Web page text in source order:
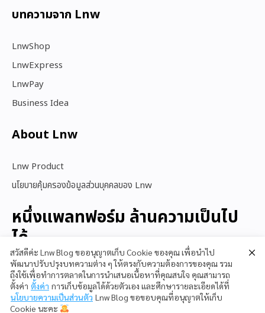
บทความจาก Lnw
LnwShop
LnwExpress
LnwPay
Business Idea
About Lnw​
Lnw Product
นโยบายคุ้มครองข้อมูลส่วนบุคคลของ Lnw
หนึ่งแพลทฟอร์ม ล้านความเป็นไป
ได้
สนใจใช้ LnwShop
สวัสดีค่ะ Lnw Blog ขออนุญาตเก็บ Cookie ของคุณ เพื่อนำไป
พัฒนาปรับปรุงบทความต่าง ๆ ให้ตรงกับความต้องการของคุณ รวม
ถึงใช้เพื่อทำการตลาดในการนำเสนอเนื้อหาที่คุณสนใจ คุณสามารถ
ตั้งค่า ตั้งค่า การเก็บข้อมูลได้ด้วยตัวเอง และศึกษารายละเอียดได้ที่
นโยบายความเป็นส่วนตัว Lnw Blog ขอขอบคุณที่อนุญาตให้เก็บ
Cookie นะคะ